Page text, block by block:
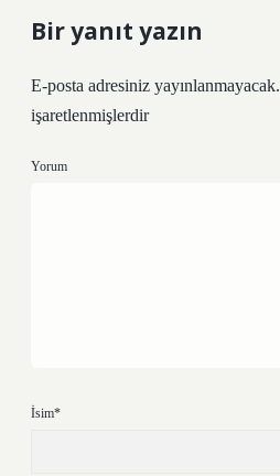
Bir yanıt yazın
E-posta adresiniz yayınlanmayacak.
işaretlenmişlerdir
Yorum
İsim*